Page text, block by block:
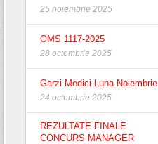
25 noiembrie 2025
OMS 1117-2025
28 octombrie 2025
Garzi Medici Luna Noiembrie
24 octombrie 2025
REZULTATE FINALE
CONCURS MANAGER